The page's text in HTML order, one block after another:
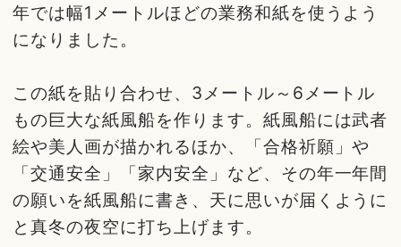
年では幅1メートルほどの業務和紙を使うよう
になりました。
この紙を貼り合わせ、3メートル～6メートル
もの巨大な紙風船を作ります。紙風船には武者
絵や美人画が描かれるほか、「合格祈願」や
「交通安全」「家内安全」など、その年一年間
の願いを紙風船に書き、天に思いが届くように
と真冬の夜空に打ち上げます。